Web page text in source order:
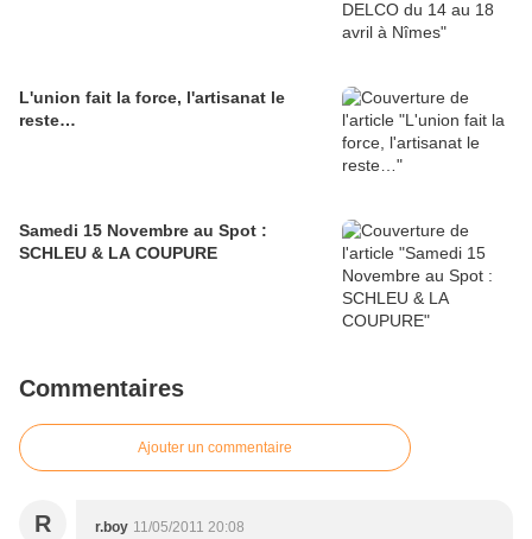
L'union fait la force, l'artisanat le
reste…
Samedi 15 Novembre au Spot :
SCHLEU & LA COUPURE
Commentaires
Ajouter un commentaire
R r.boy 11/05/2011 20:08